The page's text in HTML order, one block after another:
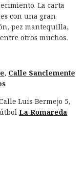
La carta
con una gran
pez mantequilla,
otros muchos.
, Calle Sanclemente
Luis Bermejo 5,
La Romareda